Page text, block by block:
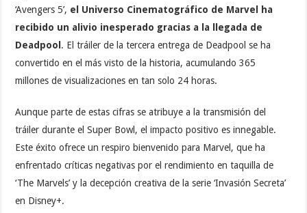
‘Avengers 5’, el Universo Cinematográfico de Marvel ha
recibido un alivio inesperado gracias a la llegada de
Deadpool . El tráiler de la tercera entrega de Deadpool se ha
convertido en el más visto de la historia, acumulando 365
millones de visualizaciones en tan solo 24 horas.
Aunque parte de estas cifras se atribuye a la transmisión del
tráiler durante el Super Bowl, el impacto positivo es innegable.
Este éxito ofrece un respiro bienvenido para Marvel, que ha
enfrentado críticas negativas por el rendimiento en taquilla de
‘The Marvels’ y la decepción creativa de la serie ‘Invasión Secreta’
en Disney+.